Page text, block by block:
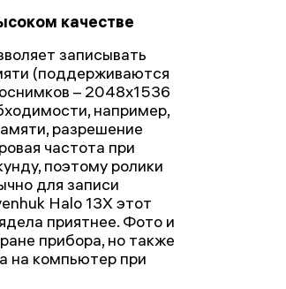
качестве
записывать
(поддерживаются
– 2048x1536
например,
разрешение
частота при
поэтому ролики
для записи
Halo 13X этот
приятнее. Фото и
прибора, но также
на компьютер при